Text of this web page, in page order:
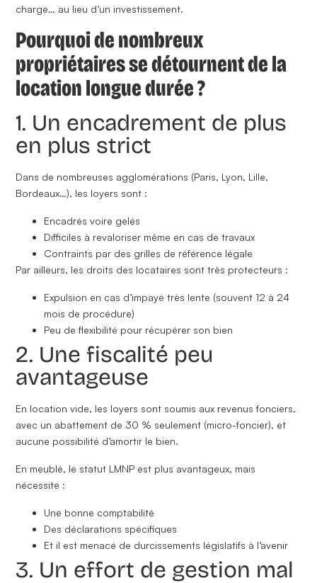
charge… au lieu d’un investissement.
Pourquoi de nombreux
propriétaires se détournent de la
location longue durée ?
1. Un encadrement de plus
en plus strict
Dans de nombreuses agglomérations (Paris, Lyon, Lille,
Bordeaux…), les loyers sont :
Encadrés voire gelés
Difficiles à revaloriser même en cas de travaux
Contraints par des grilles de référence légale
Par ailleurs, les droits des locataires sont très protecteurs :
Expulsion en cas d’impayé très lente (souvent 12 à 24
mois de procédure)
Peu de flexibilité pour récupérer son bien
2. Une fiscalité peu
avantageuse
En location vide, les loyers sont soumis aux revenus fonciers,
avec un abattement de 30 % seulement (micro-foncier), et
aucune possibilité d’amortir le bien.
En meublé, le statut LMNP est plus avantageux, mais
nécessite :
Une bonne comptabilité
Des déclarations spécifiques
Et il est menacé de durcissements législatifs à l’avenir
3. Un effort de gestion mal